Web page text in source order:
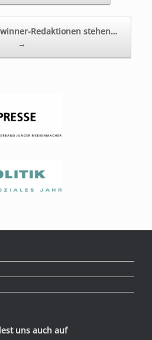
Redaktionen stehen…
→
uns auch auf